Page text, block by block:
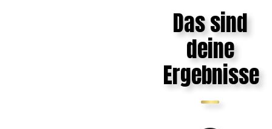
Das sind
deine
Ergebnisse